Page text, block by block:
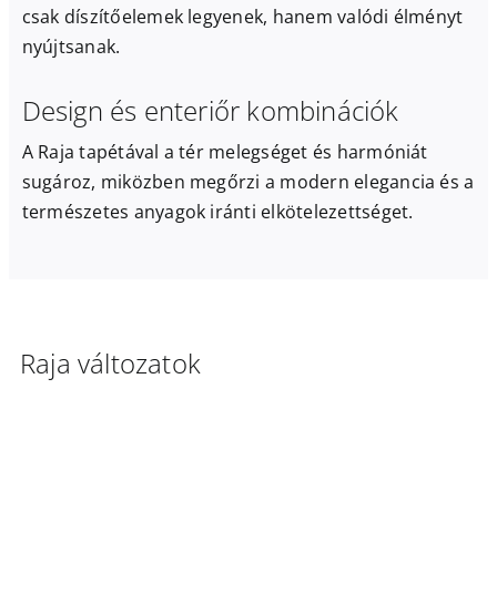
csak díszítőelemek legyenek, hanem valódi élményt
nyújtsanak.
Design és enteriőr kombinációk
A Raja tapétával a tér melegséget és harmóniát
sugároz, miközben megőrzi a modern elegancia és a
természetes anyagok iránti elkötelezettséget.
Raja változatok